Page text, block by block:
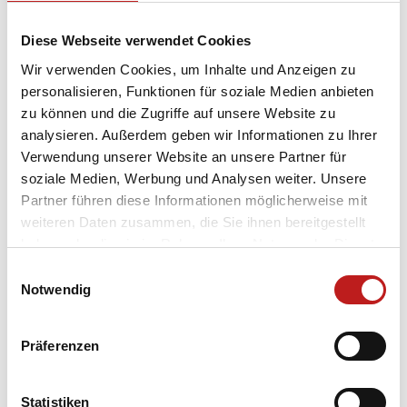
Diese Webseite verwendet Cookies
Wir verwenden Cookies, um Inhalte und Anzeigen zu
personalisieren, Funktionen für soziale Medien anbieten
zu können und die Zugriffe auf unsere Website zu
analysieren. Außerdem geben wir Informationen zu Ihrer
Verwendung unserer Website an unsere Partner für
soziale Medien, Werbung und Analysen weiter. Unsere
Partner führen diese Informationen möglicherweise mit
weiteren Daten zusammen, die Sie ihnen bereitgestellt
haben oder die sie im Rahmen Ihrer Nutzung der Dienste
Datenschutz
Notwendig
Präferenzen
Statistiken
Insektenhotels: Insektenschutz und
Umweltbildung
Unser 30-jähriges Firmenjubiläum war der Startschuss
für das Projekt, mit dem wir Kinder spielerisch für den
Natur- und Insektenschutz sensibilisieren möchten.
Engagierte TMP Mitarbeiter bauen jedes Frühjahr
Kindereinrichtungen verschenken.
Artenschutzturm: Heimatkunde im